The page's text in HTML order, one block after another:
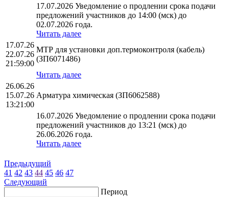
17.07.2026 Уведомление о продлении срока подачи
предложений участников до 14:00 (мск) до
02.07.2026 года.
Читать далее
17.07.26
22.07.26
21:59:00
МТР для установки доп.термоконтроля (кабель)
(ЗП6071486)
Читать далее
26.06.26
15.07.26
13:21:00
Арматура химическая (ЗП6062588)
16.07.2026 Уведомление о продлении срока подачи
предложений участников до 13:21 (мск) до
26.06.2026 года.
Читать далее
Предыдущий
41 42 43 44 45 46 47
Следующий
Период